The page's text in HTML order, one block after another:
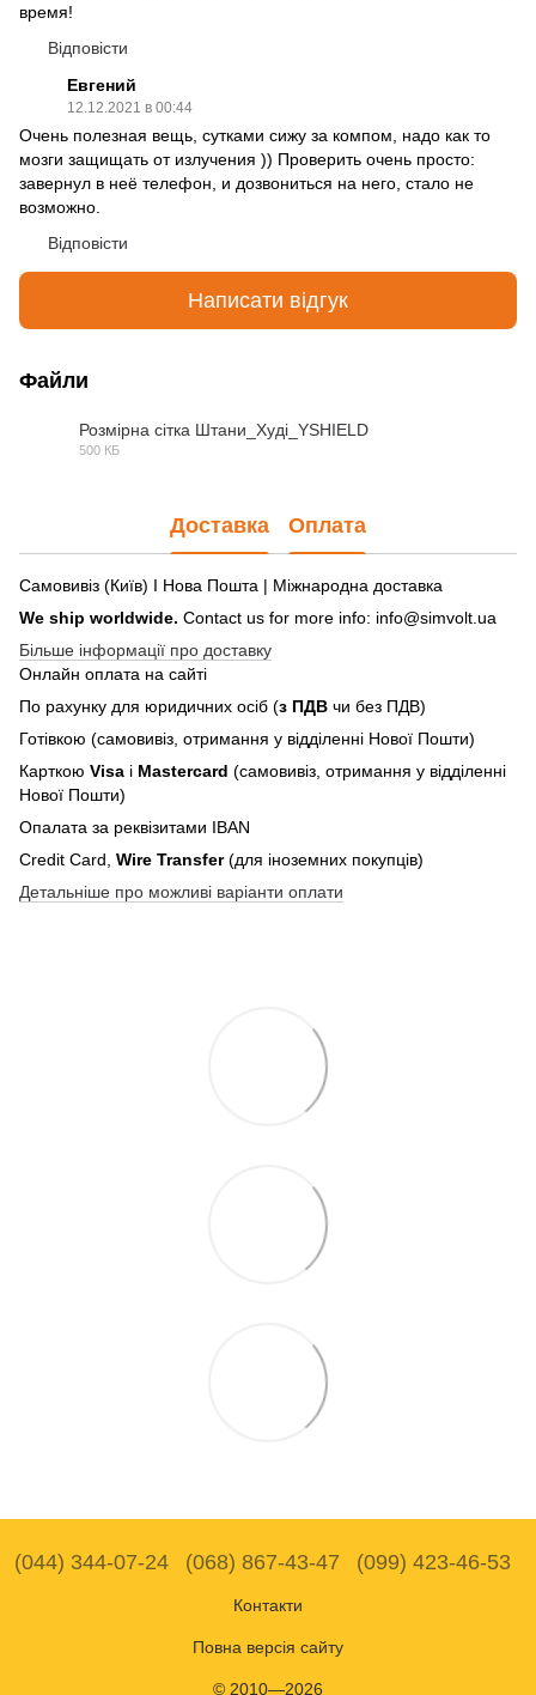
время!
Відповісти
Евгений
12.12.2021 в 00:44
Очень полезная вещь, сутками сижу за компом, надо как то
мозги защищать от излучения )) Проверить очень просто:
завернул в неё телефон, и дозвониться на него, стало не
возможно.
Відповісти
Написати відгук
Файли
Розмірна сітка Штани_Худі_YSHIELD
500 КБ
Доставка Оплата
Самовивіз (Київ) І Нова Пошта | Міжнародна доставка
We ship worldwide. Contact us for more info: info@simvolt.ua
Більше інформації про доставку
Онлайн оплата на сайті
По рахунку для юридичних осіб (з ПДВ чи без ПДВ)
Готівкою (самовивіз, отримання у відділенні Нової Пошти)
Карткою Visa і Mastercard (самовивіз, отримання у відділенні
Нової Пошти)
Опалата за реквізитами IBAN
Credit Card, Wire Transfer(для іноземних покупців)
Детальніше про можливі варіанти оплати
(044) 344-07-24 (068) 867-43-47 (099) 423-46-53
Контакти
Повна версія сайту
© 2010—2026